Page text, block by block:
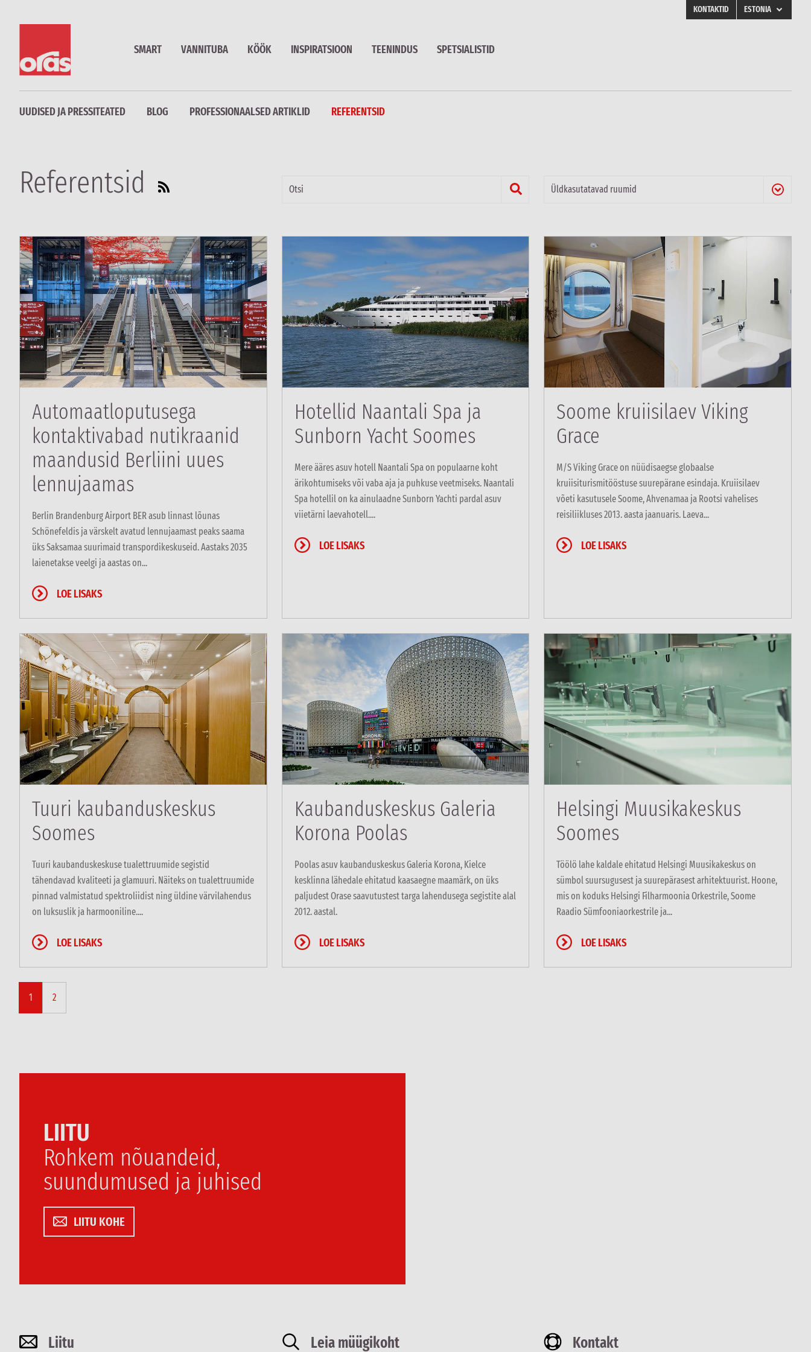
KONTAKTID
ESTONIA
NORWAY
SMART VANNITUBA KÖÖK INSPIRATSIOON TEENINDUS SPETSIALISTID
UUDISED JA PRESSITEATED BLOG PROFESSIONAALSED ARTIKLID REFERENTSID
Referentsid
Automaatloputusega
kontaktivabad nutikraanid
maandusid Berliini uues
lennujaamas
Berlin Brandenburg Airport BER asub linnast lõunas
Schönefeldis ja värskelt avatud lennujaamast peaks saama
üks Saksamaa suurimaid transpordikeskuseid. Aastaks 2035
laienetakse veelgi ja aastas on...
LOE LISAKS
Hotellid Naantali Spa ja
Sunborn Yacht Soomes
Mere ääres asuv hotell Naantali Spa on populaarne koht
ärikohtumiseks või vaba aja ja puhkuse veetmiseks. Naantali
Spa hotellil on ka ainulaadne Sunborn Yachti pardal asuv
viietärni laevahotell....
LOE LISAKS
Soome kruiisilaev Viking
Grace
M/S Viking Grace on nüüdisaegse globaalse
kruiisiturismitööstuse suurepärane esindaja. Kruiisilaev
võeti kasutusele Soome, Ahvenamaa ja Rootsi vahelises
reisiliikluses 2013. aasta jaanuaris. Laeva...
LOE LISAKS
Tuuri kaubanduskeskus
Soomes
Tuuri kaubanduskeskuse tualettruumide segistid
tähendavad kvaliteeti ja glamuuri. Näiteks on tualettruumide
pinnad valmistatud spektroliidist ning üldine värvilahendus
on luksuslik ja harmooniline....
LOE LISAKS
Kaubanduskeskus Galeria
Korona Poolas
Poolas asuv kaubanduskeskus Galeria Korona, Kielce
kesklinna lähedale ehitatud kaasaegne maamärk, on üks
paljudest Orase saavutustest targa lahendusega segistite alal
2012. aastal.
LOE LISAKS
Helsingi Muusikakeskus
Soomes
Töölö lahe kaldale ehitatud Helsingi Muusikakeskus on
sümbol suursugusest ja suurepärasest arhitektuurist. Hoone,
mis on koduks Helsingi Filharmoonia Orkestrile, Soome
Raadio Sümfooniaorkestrile ja...
LOE LISAKS
1 2
LIITU
Rohkem nõuandeid,
suundumused ja juhised
LIITU KOHE
Liitu Leia müügikoht Kontakt